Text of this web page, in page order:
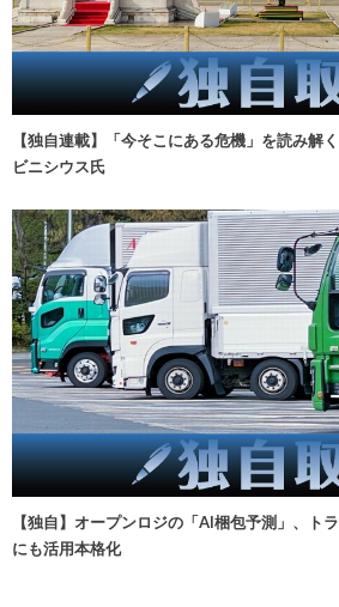
【独自連載】「今そこにある危機」を読み解
ビニシウス氏
【独自】オープンロジの「AI梱包予測」、ト
にも活用本格化